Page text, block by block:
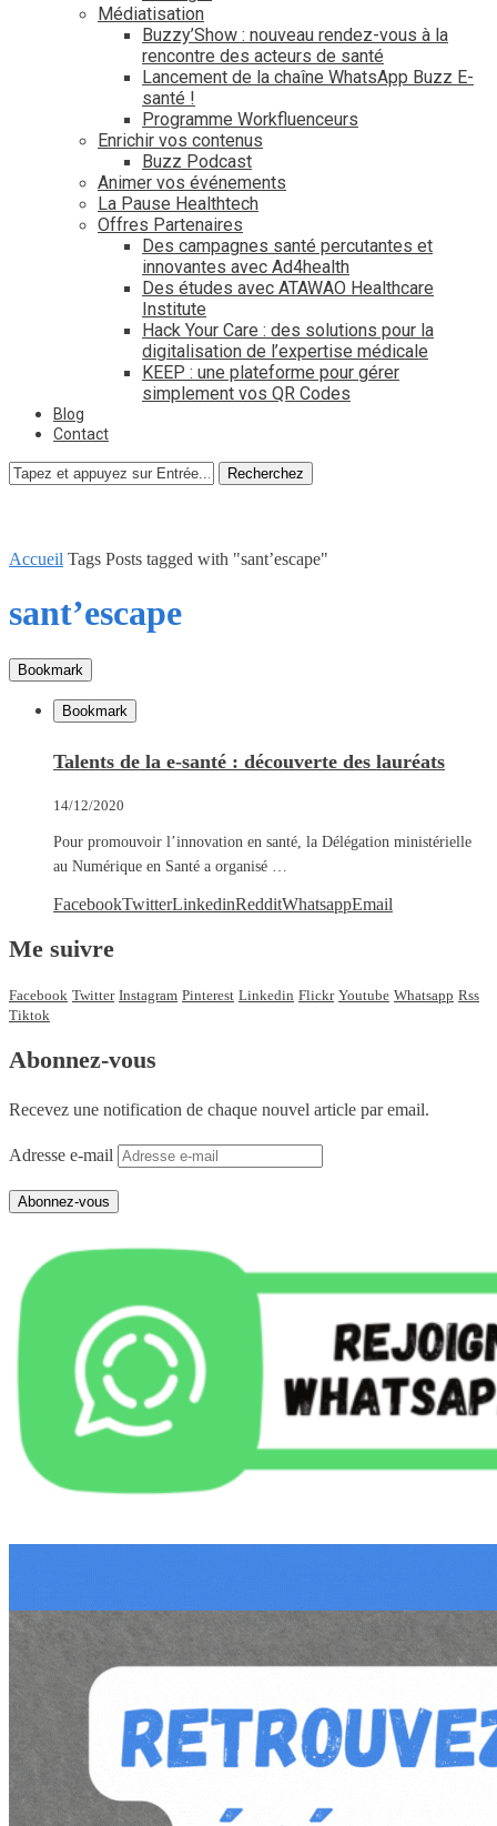
Médiatisation
Buzzy’Show : nouveau rendez-vous à la
rencontre des acteurs de santé
Lancement de la chaîne WhatsApp Buzz E-
santé !
Programme Workfluenceurs
Enrichir vos contenus
Buzz Podcast
Animer vos événements
La Pause Healthtech
Offres Partenaires
Des campagnes santé percutantes et
innovantes avec Ad4health
Des études avec ATAWAO Healthcare
Institute
Hack Your Care : des solutions pour la
digitalisation de l’expertise médicale
KEEP : une plateforme pour gérer
simplement vos QR Codes
Blog
Contact
Recherchez
Accueil Tags Posts tagged with "sant’escape"
sant’escape
Bookmark
Bookmark
Talents de la e-santé : découverte des lauréats
14/12/2020
Pour promouvoir l’innovation en santé, la Délégation ministérielle
au Numérique en Santé a organisé …
FacebookTwitterLinkedinRedditWhatsappEmail
Me suivre
Facebook Twitter Instagram Pinterest Linkedin Flickr Youtube Whatsapp Rss
Tiktok
Abonnez-vous
Recevez une notification de chaque nouvel article par email.
Adresse e-mail
Abonnez-vous